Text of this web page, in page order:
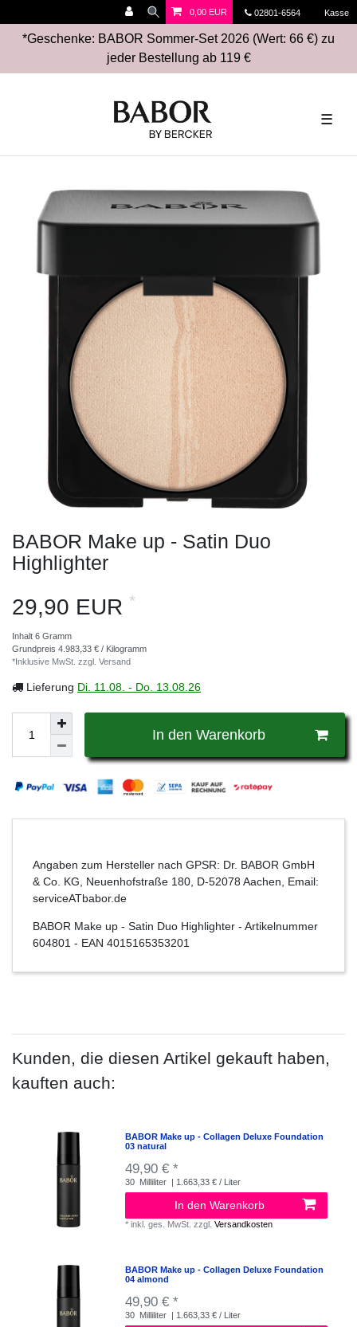
02801-6564 Kasse
0,00 EUR
*Geschenke: BABOR Sommer-Set 2026 (Wert: 66 €) zu
jeder Bestellung ab 119 €
☰
BABOR Make up - Satin Duo
Highlighter
29,90 EUR *
Inhalt 6 Gramm
Grundpreis 4.983,33 € / Kilogramm
*Inklusive MwSt. zzgl. Versand
Lieferung Di. 11.08. - Do. 13.08.26
In den Warenkorb
Angaben zum Hersteller nach GPSR: Dr. BABOR GmbH
& Co. KG, Neuenhofstraße 180, D-52078 Aachen, Email:
serviceATbabor.de
BABOR Make up - Satin Duo Highlighter - Artikelnummer
604801 - EAN 4015165353201
Kunden, die diesen Artikel gekauft haben,
kauften auch:
BABOR Make up - Collagen Deluxe Foundation
03 natural
49,90 € *
30 Milliliter | 1.663,33 € / Liter
In den Warenkorb
*inkl. ges. MwSt. zzgl.Versandkosten
BABOR Make up - Collagen Deluxe Foundation
04 almond
49,90 € *
30 Milliliter | 1.663,33 € / Liter